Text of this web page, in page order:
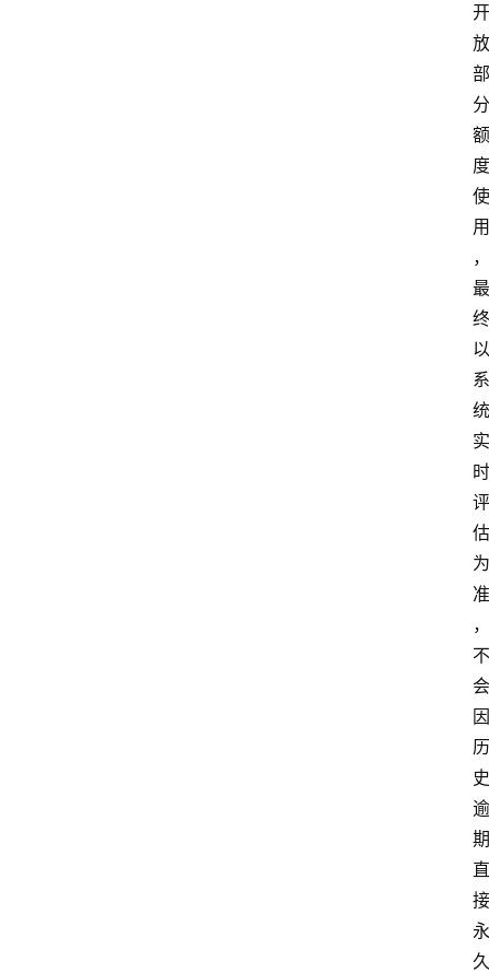
开
放
部
分
额
度
使
用
，
最
终
以
系
统
实
时
评
估
为
准
，
不
会
因
历
史
逾
期
直
接
永
久